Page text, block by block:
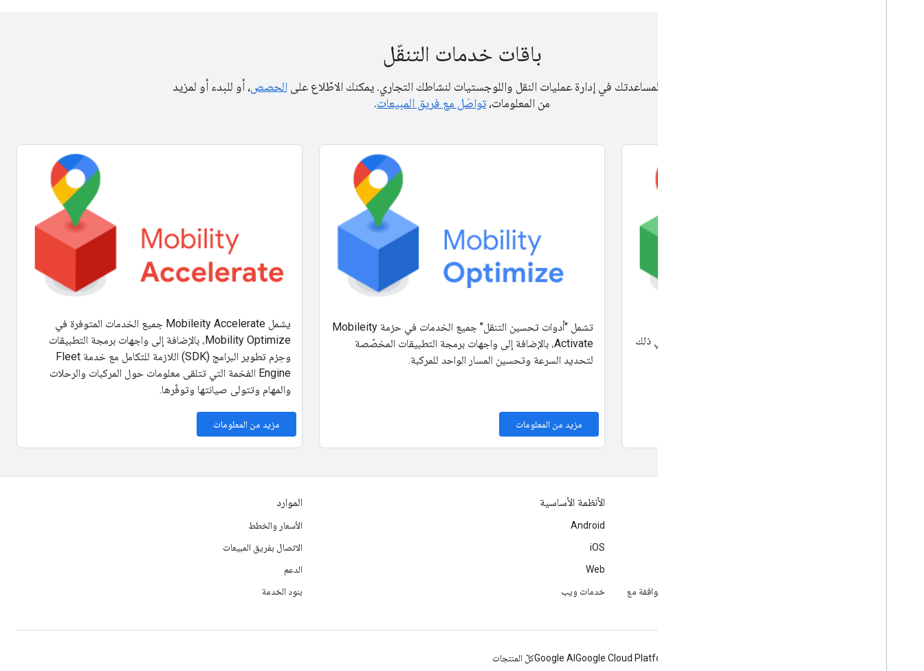
باقات خدمات التنقّل
راجِع الحزم المتوفّرة لمساعدتك في إدارة عمليات النقل واللوجستيات لنشاطك التجاري. يمكنك الاطّلاع علىالحصص، أو للبدء أو لمزيد
من المعلومات، تواصَل مع فريق المبيعات.
واجهات برمجة التطبيقات في "منصة خرائط Google"، بما في ذلك
تشمل "أدوات تحسين التنقل" جميع الخدمات في حزمة Mobileity
Activate، بالإضافة إلى واجهات برمجة التطبيقات المخصّصة
لتحديد السرعة وتحسين المسار الواحد للمركبة.
مزيد من المعلومات
يشمل Mobileity Accelerate جميع الخدمات المتوفرة في
Mobility Optimize، بالإضافة إلى واجهات برمجة التطبيقات
وحِزم تطوير البرامج (SDK) اللازمة للتكامل مع خدمة Fleet
Engine الفخمة التي تتلقى معلومات حول المركبات والرحلات
والمهام وتتولى صيانتها وتوفّرها.
مزيد من المعلومات
حزمة تطوير البرامج بالاستناد إلى بيانات "خرائط Google" للتطبيقات المتوافقة مع
الأنظمة الأساسية
Android
iOS
Web
خدمات ويب
الموارد
الأسعار والخطط
الاتصال بفريق المبيعات
الدعم
بنود الخدمة
Google Cloud Platform
Google AIكلّ المنتجات